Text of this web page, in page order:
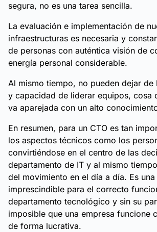
segura, no es una tarea sencilla.
La evaluación e implementación de
infraestructuras es necesaria y
de personas con auténtica visión de
energía personal considerable.
Al mismo tiempo, no pueden dejar de
y capacidad de liderar equipos, cosa
va aparejada con un alto
En resumen, para un CTO es tan
los aspectos técnicos como los
convirtiéndose en el centro de las
departamento de IT y al mismo
del movimiento en el día a día. Es
imprescindible para el correcto
departamento tecnológico y sin su
imposible que una empresa funcione
de forma lucrativa.